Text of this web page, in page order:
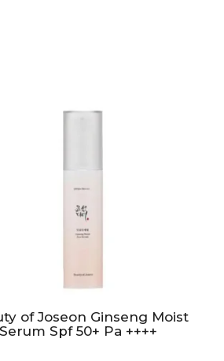
of Joseon Ginseng Moist
Spf 50+ Pa ++++